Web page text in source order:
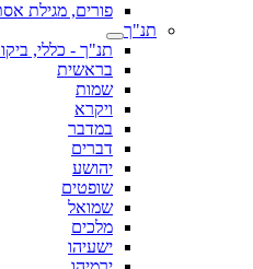
פורים, מגילת
תנ"ך
תנ"ך - כללי,
בראשית
שמות
ויקרא
במדבר
דברים
יהושע
שופטים
שמואל
מלכים
ישעיהו